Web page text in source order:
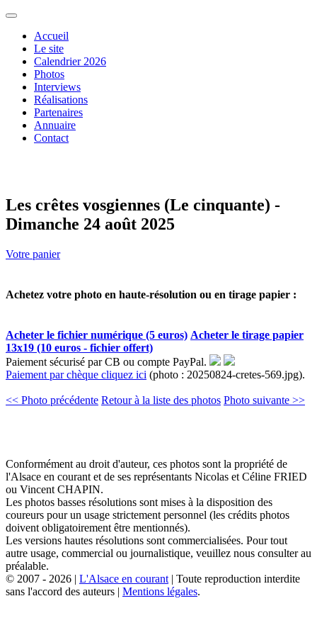
Accueil
Le site
Calendrier 2026
Photos
Interviews
Réalisations
Partenaires
Annuaire
Contact
Les crêtes vosgiennes (Le cinquante) -
Dimanche 24 août 2025
Votre panier
Achetez votre photo en haute-résolution ou en tirage papier :
Acheter le fichier numérique (5 euros) Acheter le tirage papier
13x19 (10 euros - fichier offert)
Paiement sécurisé par CB ou compte PayPal.
Paiement par chèque cliquez ici (photo : 20250824-cretes-569.jpg).
<< Photo précédente Retour à la liste des photos Photo suivante >>
Conformément au droit d'auteur, ces photos sont la propriété de
l'Alsace en courant et de ses représentants Nicolas et Céline FRIED
ou Vincent CHAPIN.
Les photos basses résolutions sont mises à la disposition des
coureurs pour un usage strictement personnel (les crédits photos
doivent obligatoirement être mentionnés).
Les versions hautes résolutions sont commercialisées. Pour tout
autre usage, commercial ou journalistique, veuillez nous consulter au
préalable.
© 2007 - 2026 | L'Alsace en courant | Toute reproduction interdite
sans l'accord des auteurs | Mentions légales.